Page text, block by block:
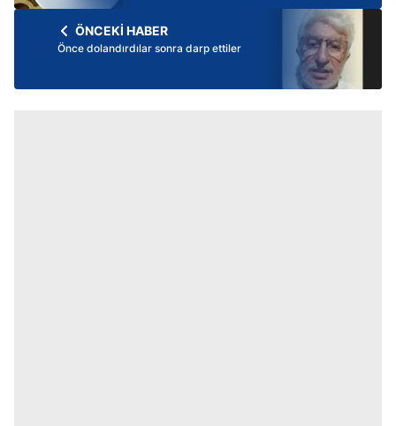
ÖNCEKİ HABER
Önce dolandırdılar sonra darp ettiler